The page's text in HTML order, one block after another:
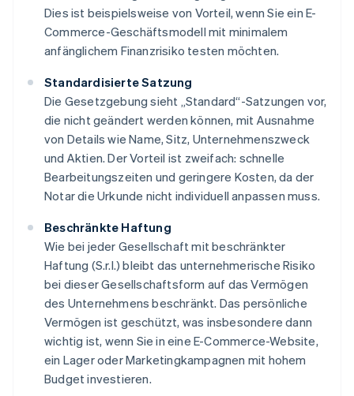
Dies ist beispielsweise von Vorteil, wenn Sie ein E-
Commerce-Geschäftsmodell mit minimalem
anfänglichem Finanzrisiko testen möchten.
Standardisierte Satzung
Die Gesetzgebung sieht „Standard“-Satzungen vor,
die nicht geändert werden können, mit Ausnahme
von Details wie Name, Sitz, Unternehmenszweck
und Aktien. Der Vorteil ist zweifach: schnelle
Bearbeitungszeiten und geringere Kosten, da der
Notar die Urkunde nicht individuell anpassen muss.
Beschränkte Haftung
Wie bei jeder Gesellschaft mit beschränkter
Haftung (S.r.l.) bleibt das unternehmerische Risiko
bei dieser Gesellschaftsform auf das Vermögen
des Unternehmens beschränkt. Das persönliche
Vermögen ist geschützt, was insbesondere dann
wichtig ist, wenn Sie in eine E-Commerce-Website,
ein Lager oder Marketingkampagnen mit hohem
Budget investieren.